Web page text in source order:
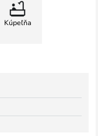
Kúpeľňa